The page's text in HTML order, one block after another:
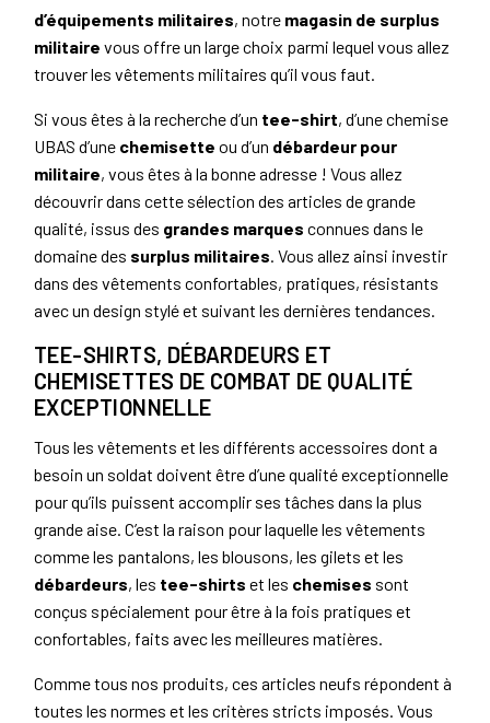
d’équipements militaires, notre magasin de surplus
militaire vous offre un large choix parmi lequel vous allez
trouver les vêtements militaires qu’il vous faut.
Si vous êtes à la recherche d’un tee-shirt, d’une chemise
UBAS d’une chemisette ou d’un débardeur pour
militaire, vous êtes à la bonne adresse ! Vous allez
découvrir dans cette sélection des articles de grande
qualité, issus des grandes marques connues dans le
domaine des surplus militaires. Vous allez ainsi investir
dans des vêtements confortables, pratiques, résistants
avec un design stylé et suivant les dernières tendances.
TEE-SHIRTS, DÉBARDEURS ET
CHEMISETTES DE COMBAT DE QUALITÉ
EXCEPTIONNELLE
Tous les vêtements et les différents accessoires dont a
besoin un soldat doivent être d’une qualité exceptionnelle
pour qu’ils puissent accomplir ses tâches dans la plus
grande aise. C’est la raison pour laquelle les vêtements
comme les pantalons, les blousons, les gilets et les
débardeurs, les tee-shirts et les chemises sont
conçus spécialement pour être à la fois pratiques et
confortables, faits avec les meilleures matières.
Comme tous nos produits, ces articles neufs répondent à
toutes les normes et les critères stricts imposés. Vous